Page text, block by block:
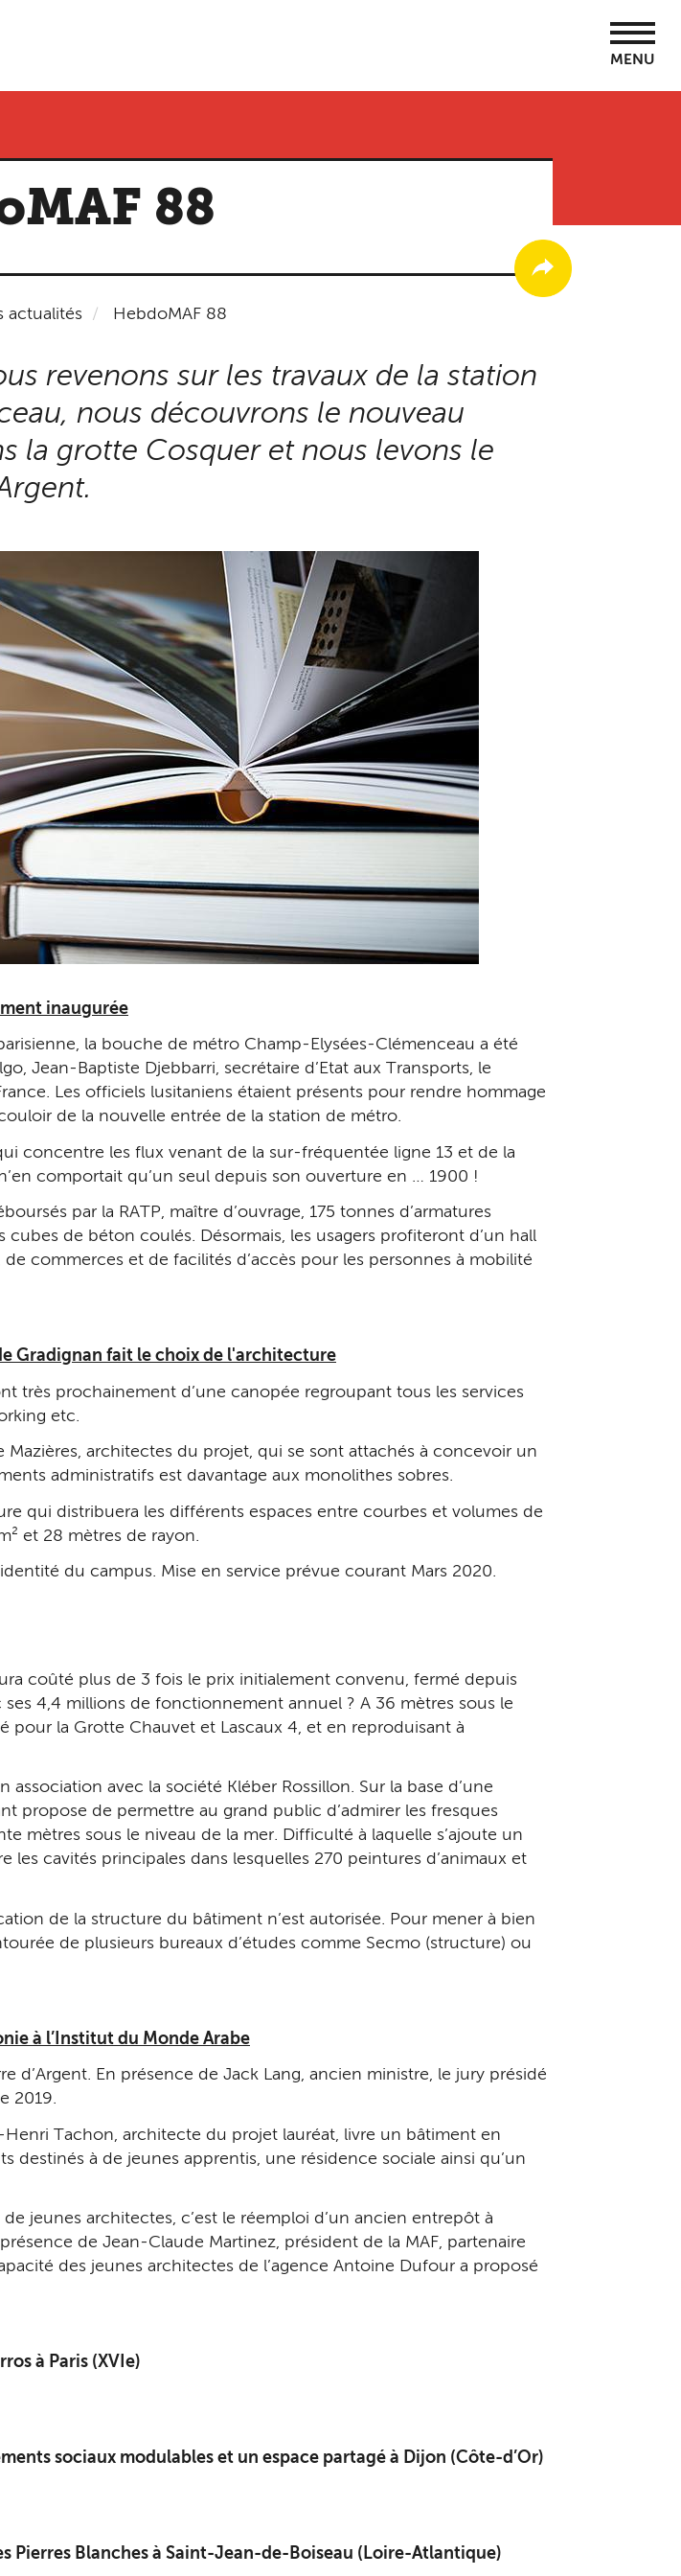
MENU
88
actualités HebdoMAF 88
revenons sur les travaux de la station
nous découvrons le nouveau
la grotte Cosquer et nous levons le
inaugurée
la bouche de métro Champ-Elysées-Clémenceau a été
Jean-Baptiste Djebbarri, secrétaire d’Etat aux Transports, le
Les officiels lusitaniens étaient présents pour rendre hommage
de la nouvelle entrée de la station de métro.
concentre les flux venant de la sur-fréquentée ligne 13 et de la
comportait qu’un seul depuis son ouverture en … 1900 !
par la RATP, maître d’ouvrage, 175 tonnes d’armatures
de béton coulés. Désormais, les usagers profiteront d’un hall
commerces et de facilités d’accès pour les personnes à mobilité
Gradignan fait le choix de l'architecture
très prochainement d’une canopée regroupant tous les services
etc.
architectes du projet, qui se sont attachés à concevoir un
administratifs est davantage aux monolithes sobres.
qui distribuera les différents espaces entre courbes et volumes de
et 28 mètres de rayon.
du campus. Mise en service prévue courant Mars 2020.
coûté plus de 3 fois le prix initialement convenu, fermé depuis
4,4 millions de fonctionnement annuel ? A 36 mètres sous le
la Grotte Chauvet et Lascaux 4, et en reproduisant à
avec la société Kléber Rossillon. Sur la base d’une
propose de permettre au grand public d’admirer les fresques
mètres sous le niveau de la mer. Difficulté à laquelle s’ajoute un
cavités principales dans lesquelles 270 peintures d’animaux et
de la structure du bâtiment n’est autorisée. Pour mener à bien
de plusieurs bureaux d’études comme Secmo (structure) ou
à l’Institut du Monde Arabe
d’Argent. En présence de Jack Lang, ancien ministre, le jury présidé
2019.
Henri Tachon, architecte du projet lauréat, livre un bâtiment en
destinés à de jeunes apprentis, une résidence sociale ainsi qu’un
jeunes architectes, c’est le réemploi d’un ancien entrepôt à
de Jean-Claude Martinez, président de la MAF, partenaire
des jeunes architectes de l’agence Antoine Dufour a proposé
à Paris (XVIe)
sociaux modulables et un espace partagé à Dijon (Côte-d’Or)
Pierres Blanches à Saint-Jean-de-Boiseau (Loire-Atlantique)